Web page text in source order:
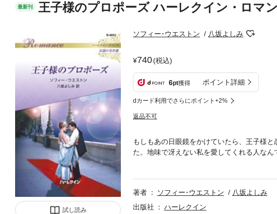
最新刊 王子様のプロポーズ ハーレクイン・ロマ
試し読み
ソフィー･ウエストン 八坂よしみ
740(税込)
6pt獲得 ポイント詳細
dカード利用でさらにポイント+2%
返品不可
もしもあの日眼鏡をかけていたら、王子様
た。地味で冴えない私を愛してくれる人な
場中がモンタスロ王国の皇太子コンラッド
敵な人に違いないわ。彼のことをもっと知
■ヒーローと婚約したものの、ヒロインは慣
著者 ソフィー･ウエストン
八坂よしみ
出版社
ハーレクイン